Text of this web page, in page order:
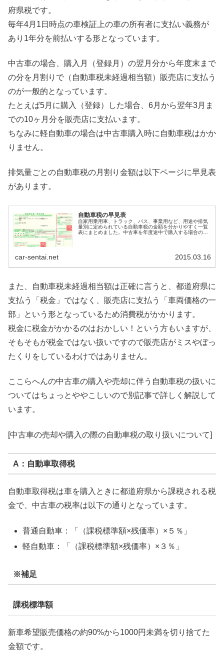
府県税です。
毎年4月1日時点の車検証上の車の所有者に支払い義務が
あり1年分を前払いする形となっています。
中古車の場合、購入月（登録月）の翌月分から年度末まで
の分を月割りで（自動車税未経過相当額）販売店に支払う
のが一般的となっています。
たとえば5月に購入（登録）した場合、6月から翌年3月ま
での10ヶ月分を販売店に支払います。
ちなみに軽自動車の場合は中古車購入時に自動車税はかか
りません。
排気量ごとの自動車税の月割り金額は以下ページに早見表
があります。
自動車税の早見表
自家用乗用車、トラック、バス、事業用など、用途や排気
量別に定められている自動車税の金額を分かりやすく一覧
表にまとめました。中古車を年度途中で購入する場合の月
car-sentai.net 2015.03.16
また、自動車税未経過相当額は正確に言うと、都道府県に
支払う「税金」ではなく、販売店に支払う「車両価格の一
部」という形となっているため消費税がかかります。
税金に税金がかかるのはおかしい！という方もいますが、
そもそもが税金ではない扱いですので販売店がミスやぼっ
たくりをしているわけではありません。
ここらへんの中古車の購入や売却に伴う自動車税の扱いに
ついてはちょっとややこしいので別記事で詳しく解説して
います。
[中古車の売却や購入の際の自動車税の取り扱いについて]
A：自動車取得税
自動車取得税は車を購入ときに都道府県から課税される税
金で、中古車の税率は以下の通りとなっています。
普通自動車：「（課税標準額×残価率）×５％」
軽自動車：「（課税標準額×残価率）×３％」
※補足
課税標準額
新車希望販売価格の約90%から1000円未満を切り捨てた
金額です。